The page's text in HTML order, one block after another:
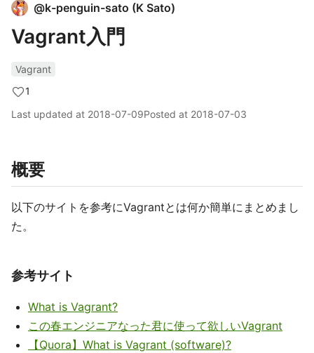
@k-penguin-sato (K Sato)
Vagrant入門
Vagrant
1
Last updated at 2018-07-09Posted at 2018-07-03
概要
以下のサイトを参考にVagrantとは何か簡単にまとめまし
た。
参考サイト
What is Vagrant?
この春エンジニアなった君に使って欲しいVagrant
【Quora】What is Vagrant (software)?